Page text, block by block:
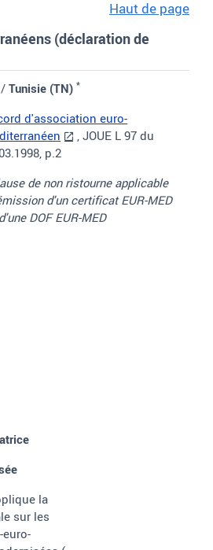
Haut de page
(déclaration de
lequel figurent les textes
/Tunisie (TN)*
d'association euro-
, JOUE L 97 du
p.2
de non ristourne applicable
d'un certificat EUR-MED
DOF EUR-MED
la
sur les